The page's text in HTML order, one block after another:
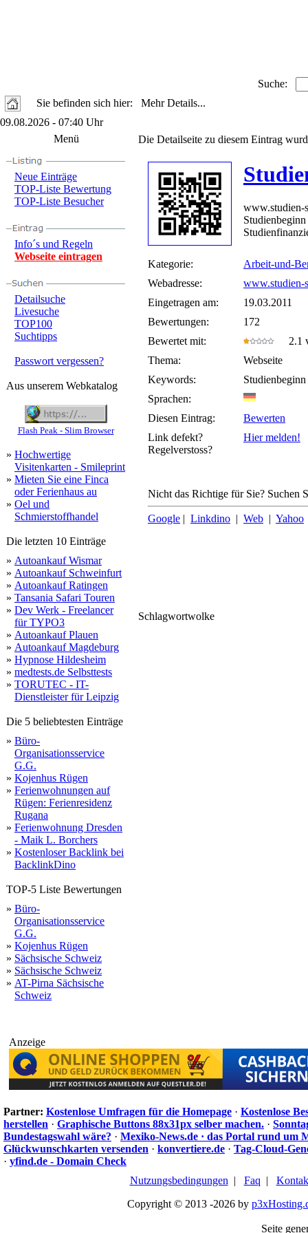
Suche:
Sie befinden sich hier: Mehr Details...
09.08.2026 - 07:40 Uhr
Menü
Neue Einträge
TOP-Liste Bewertung
TOP-Liste Besucher
Info´s und Regeln
Webseite eintragen
Detailsuche
Livesuche
TOP100
Suchtipps
Passwort vergessen?
Aus unserem Webkatalog
Flash Peak - Slim Browser
» Hochwertige
Visitenkarten - Smileprint
» Mieten Sie eine Finca
oder Ferienhaus au
» Oel und
Schmierstoffhandel
Die letzten 10 Einträge
» Autoankauf Wismar
» Autoankauf Schweinfurt
» Autoankauf Ratingen
» Tansania Safari Touren
» Dev Werk - Freelancer
für TYPO3
» Autoankauf Plauen
» Autoankauf Magdeburg
» Hypnose Hildesheim
» medtests.de Selbsttests
» TORUTEC - IT-
Dienstleister für Leipzig
Die 5 beliebtesten Einträge
» Büro-
Organisationsservice
G.G.
» Kojenhus Rügen
» Ferienwohnungen auf
Rügen: Ferienresidenz
Rugana
» Ferienwohnung Dresden
- Maik L. Borchers
» Kostenloser Backlink bei
BacklinkDino
TOP-5 Liste Bewertungen
» Büro-
Organisationsservice
G.G.
» Kojenhus Rügen
» Sächsische Schweiz
» Sächsische Schweiz
» AT-Pirna Sächsische
Schweiz
Die Detailseite zu diesem Eintrag
Kategorie:
Arbeit-und-
Webadresse:
www.studien-
Eingetragen am:
19.03.2011
Bewertungen:
172
Bewertet mit:
2.1
Thema:
Webseite
Keywords:
Sprachen:
Diesen Eintrag:
Bewerten
Link defekt?
Regelverstoss?
Hier melden!
Nicht das Richtige für Sie? Suchen
Google | Linkdino | Web | Yahoo
Schlagwortwolke
Anzeige
Partner: Kostenlose Umfragen für die Homepage · Kostenlose
herstellen · Graphische Buttons 88x31px selber machen. ·
Bundestagswahl wäre? · Mexiko-News.de · das Portal rund um
Glückwunschkarten versenden · konvertiere.de · Tag-Cloud-
· yfind.de - Domain Check
Nutzungsbedingungen | Faq |
Copyright © 2013 -2026 by
Seite